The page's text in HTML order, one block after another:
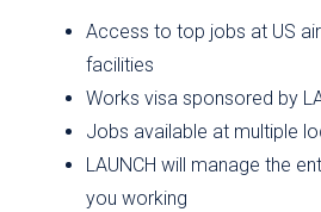
Access to top jobs at US
facilities
Works visa sponsored by
Jobs available at multiple
LAUNCH will manage the
you working